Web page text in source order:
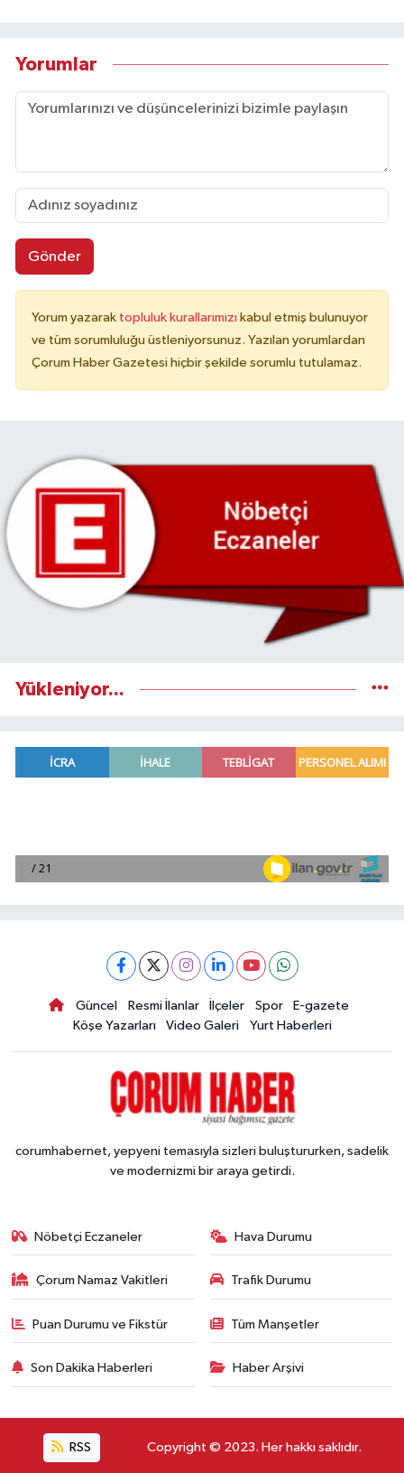
Yorumlar
Gönder
Yorum yazarak topluluk kurallarımızı kabul etmiş bulunuyor
ve tüm sorumluluğu üstleniyorsunuz. Yazılan yorumlardan
Çorum Haber Gazetesi hiçbir şekilde sorumlu tutulamaz.
Yükleniyor...
Güncel Resmi İlanlar İlçeler Spor
E-gazete
Köşe Yazarları
Video Galeri Yurt Haberleri
corumhabernet, yepyeni temasıyla sizleri buluştururken, sadelik
ve modernizmi bir araya getirdi.
Nöbetçi Eczaneler Hava Durumu
Çorum Namaz Vakitleri Trafik Durumu
Puan Durumu ve Fikstür Tüm Manşetler
Son Dakika Haberleri Haber Arşivi
RSS Copyright © 2023. Her hakkı saklıdır.